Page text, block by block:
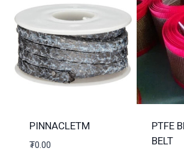
PINNACLETM
₮0.00
PTFE
BELT